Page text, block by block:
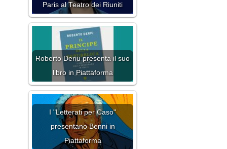
Paris al Teatro dei Riuniti
Roberto Deriu presenta il suo
libro in Piattaforma
I "Letterati per Caso"
presentano Benni in
Piattaforma